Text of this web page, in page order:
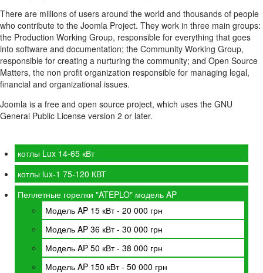
There are millions of users around the world and thousands of people
who contribute to the Joomla Project. They work in three main groups:
the Production Working Group, responsible for everything that goes
into software and documentation; the Community Working Group,
responsible for creating a nurturing the community; and Open Source
Matters, the non profit organization responsible for managing legal,
financial and organizational issues.
Joomla is a free and open source project, which uses the GNU
General Public License version 2 or later.
котлы Lux 14-65 кВт
котлы lux-1 75-120 КВТ
Пеллетные горелки "ATEPLO" модель AP
Модель AP 15 кВт - 20 000 грн
Модель AP 36 кВт - 30 000 грн
Модель AP 50 кВт - 38 000 грн
Модель AP 150 кВт - 50 000 грн